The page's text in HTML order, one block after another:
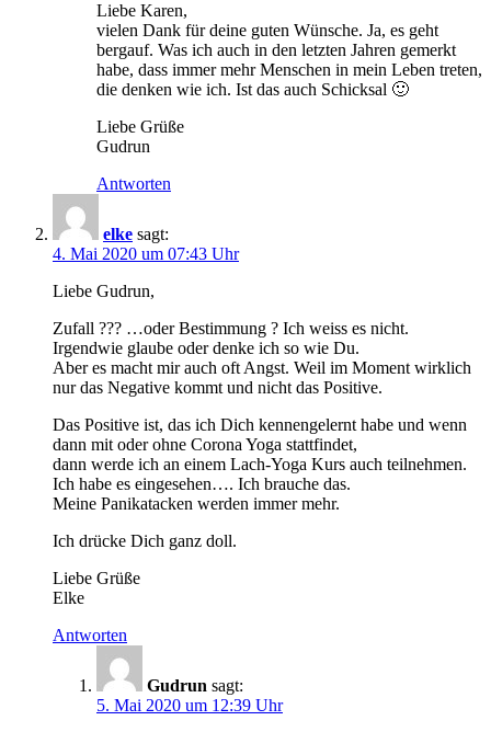
Liebe Karen,
vielen Dank für deine guten Wünsche. Ja, es geht
bergauf. Was ich auch in den letzten Jahren gemerkt
habe, dass immer mehr Menschen in mein Leben treten,
die denken wie ich. Ist das auch Schicksal 🙂
Liebe Grüße
Gudrun
Antworten
elke sagt:
4. Mai 2020 um 07:43 Uhr
Liebe Gudrun,
Zufall ??? …oder Bestimmung ? Ich weiss es nicht.
Irgendwie glaube oder denke ich so wie Du.
Aber es macht mir auch oft Angst. Weil im Moment wirklich
nur das Negative kommt und nicht das Positive.
Das Positive ist, das ich Dich kennengelernt habe und wenn
dann mit oder ohne Corona Yoga stattfindet,
dann werde ich an einem Lach-Yoga Kurs auch teilnehmen.
Ich habe es eingesehen…. Ich brauche das.
Meine Panikatacken werden immer mehr.
Ich drücke Dich ganz doll.
Liebe Grüße
Elke
Antworten
Gudrun sagt:
5. Mai 2020 um 12:39 Uhr